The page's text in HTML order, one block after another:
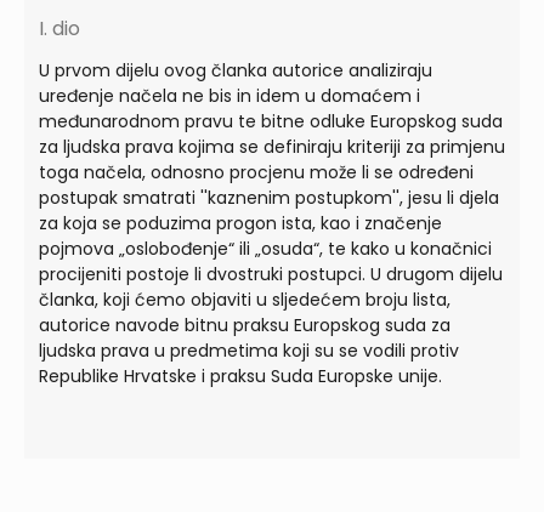
I. dio
U prvom dijelu ovog članka autorice analiziraju
uređenje načela ne bis in idem u domaćem i
međunarodnom pravu te bitne odluke Europskog suda
za ljudska prava kojima se definiraju kriteriji za primjenu
toga načela, odnosno procjenu može li se određeni
postupak smatrati ''kaznenim postupkom'', jesu li djela
za koja se poduzima progon ista, kao i značenje
pojmova „oslobođenje“ ili „osuda“, te kako u konačnici
procijeniti postoje li dvostruki postupci. U drugom dijelu
članka, koji ćemo objaviti u sljedećem broju lista,
autorice navode bitnu praksu Europskog suda za
ljudska prava u predmetima koji su se vodili protiv
Republike Hrvatske i praksu Suda Europske unije.